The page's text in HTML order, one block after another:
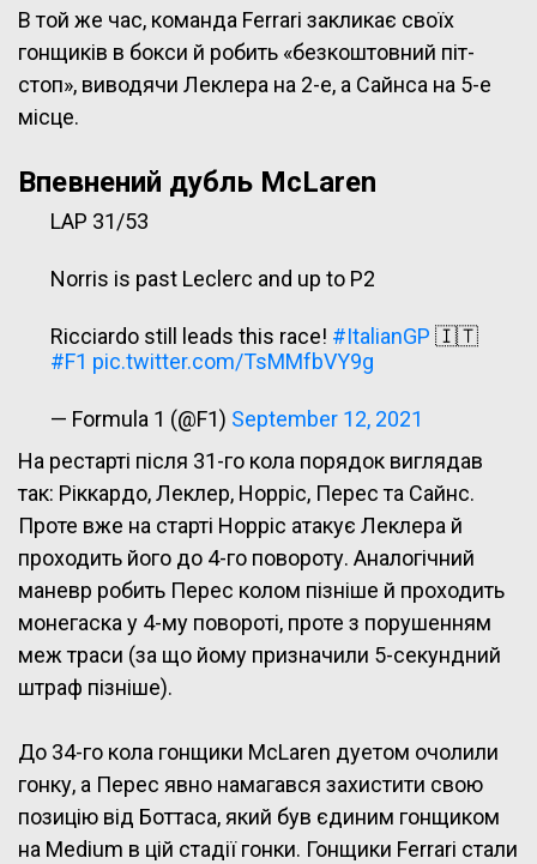
В той же час, команда Ferrari закликає своїх
гонщиків в бокси й робить «безкоштовний піт-
стоп», виводячи Леклера на 2-е, а Сайнса на 5-е
місце.
Впевнений дубль McLaren
LAP 31/53
Norris is past Leclerc and up to P2
Ricciardo still leads this race! #ItalianGP 🇮🇹
#F1 pic.twitter.com/TsMMfbVY9g
— Formula 1 (@F1) September 12, 2021
На рестарті після 31-го кола порядок виглядав
так: Ріккардо, Леклер, Норріс, Перес та Сайнс.
Проте вже на старті Норріс атакує Леклера й
проходить його до 4-го повороту. Аналогічний
маневр робить Перес колом пізніше й проходить
монегаска у 4-му повороті, проте з порушенням
меж траси (за що йому призначили 5-секундний
штраф пізніше).
До 34-го кола гонщики McLaren дуетом очолили
гонку, а Перес явно намагався захистити свою
позицію від Боттаса, який був єдиним гонщиком
на Medium в цій стадії гонки. Гонщики Ferrari стали